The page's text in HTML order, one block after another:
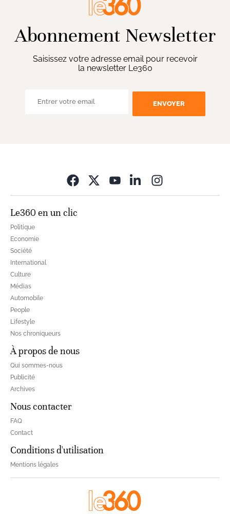
Abonnement Newsletter
Saisissez votre adresse email pour recevoir
la newsletter Le360
ENVOYER
Le360 en un clic
Politique
Economie
Société
International
Culture
Médias
Automobile
People
Lifestyle
Nos chroniqueurs
À propos de nous
Qui sommes-nous
Publicité
Archives
Nous contacter
FAQ
Contact
Conditions d'utilisation
Mentions légales